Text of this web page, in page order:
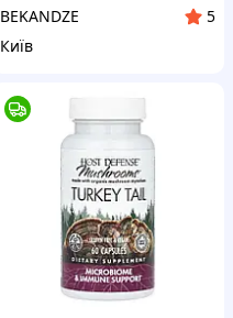
BEKANDZE
5
Київ